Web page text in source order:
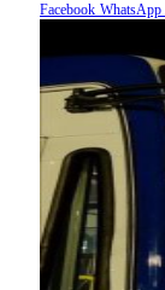
Facebook WhatsApp